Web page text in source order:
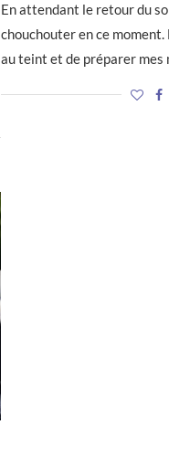
En attendant le retour du
chouchouter en ce moment.
au teint et de préparer mes